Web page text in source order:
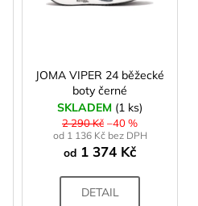
JOMA VIPER 24 běžecké
boty černé
SKLADEM (1 ks)
2 290 Kč –40 %
od 1 136 Kč bez DPH
od1 374 Kč
DETAIL